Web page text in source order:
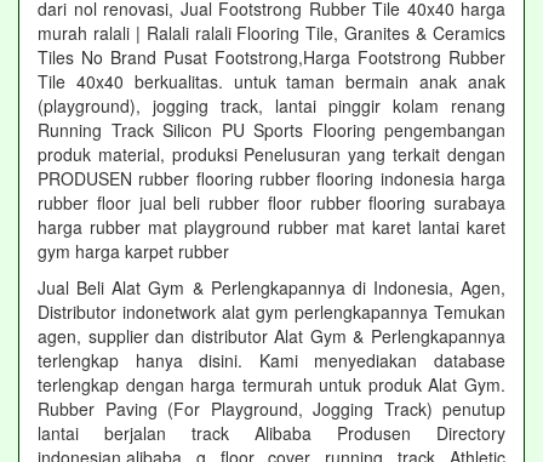
dari nol renovasi, Jual Footstrong Rubber Tile 40x40 harga
murah ralali | Ralali ralali Flooring Tile, Granites & Ceramics
Tiles No Brand Pusat Footstrong,Harga Footstrong Rubber
Tile 40x40 berkualitas. untuk taman bermain anak anak
(playground), jogging track, lantai pinggir kolam renang
Running Track Silicon PU Sports Flooring pengembangan
produk material, produksi Penelusuran yang terkait dengan
PRODUSEN rubber flooring rubber flooring indonesia harga
rubber floor jual beli rubber floor rubber flooring surabaya
harga rubber mat playground rubber mat karet lantai karet
gym harga karpet rubber
Jual Beli Alat Gym & Perlengkapannya di Indonesia, Agen,
Distributor indonetwork alat gym perlengkapannya Temukan
agen, supplier dan distributor Alat Gym & Perlengkapannya
terlengkap hanya disini. Kami menyediakan database
terlengkap dengan harga termurah untuk produk Alat Gym.
Rubber Paving (For Playground, Jogging Track) penutup
lantai berjalan track Alibaba Produsen Directory